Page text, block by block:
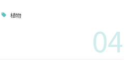
植物
04